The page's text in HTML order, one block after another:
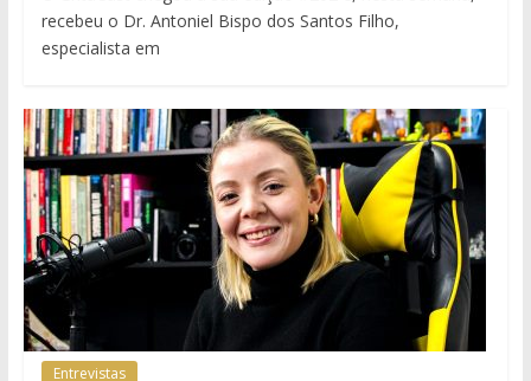
recebeu o Dr. Antoniel Bispo dos Santos Filho,
especialista em
Entrevistas